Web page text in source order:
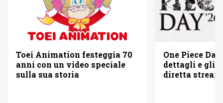
Toei Animation festeggia 70
anni con un video speciale
sulla sua storia
One Piece
dettagli e gli
diretta